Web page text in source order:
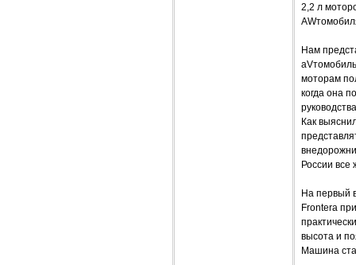
2,2 л
Нам
моторам
когда она
Как
России все
На первый
Frontera
высота и
Машина